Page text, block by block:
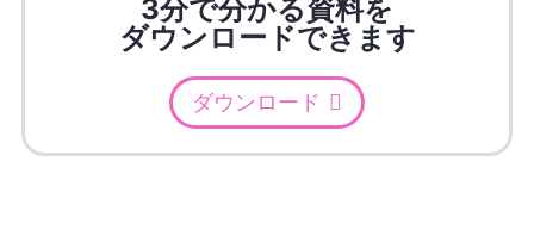
3分で分かる資料を
ダウンロードできます
ダウンロード